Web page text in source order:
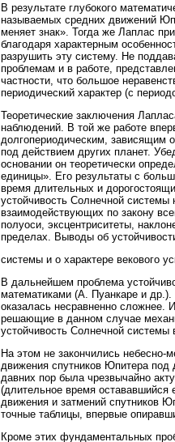
В результате глубокого
называемых средних движений
меняет знак». Тогда же Лаплас
благодаря характерным
разрушить эту систему. Не
проблемам и в работе,
частности, что большое
периодический характер (с
Теоретические заключения
наблюдений. В той же работе
долгопериодическим, зависящим
под действием других планет.
основании он теоретически
единицы». Его результаты с
время длительных и
устойчивость Солнечной системы
взаимодействующих по закону
полуоси, эксцентриситеты,
пределах. Выводы об
системы и о характере векового
В дальнейшем проблема
математиками (А. Пуанкаре и
оказалась несравненно сложнее.
решающие в данном случае
устойчивость Солнечной системы
На этом не закончились небесно-
движения спутников Юпитера
давних пор была чрезвычайно
(длительное время
движения и затмений спутников
точные таблицы, впервые
Кроме этих фундаментальных